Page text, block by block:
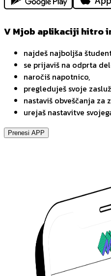
V Mjob aplikaciji hitro
najdeš najboljša
se prijaviš na odprta
naročiš napotnico,
pregleduješ svoje
nastaviš obveščanja za
urejaš nastavitve
Prenesi APP